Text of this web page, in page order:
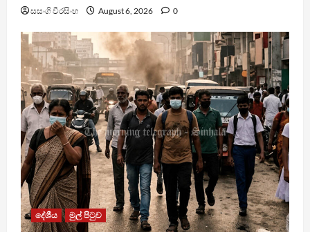
සසංගි වීරසිංහ August 6, 2026 0
දේශීය මුල් පිටුව